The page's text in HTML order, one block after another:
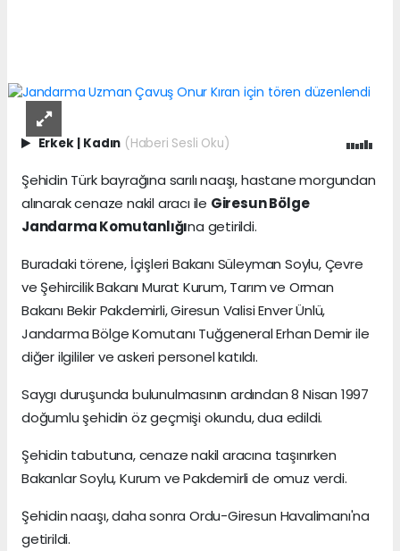
Erkek Kadın (Haberi Sesli Oku)
Şehidin Türk bayrağına sarılı naaşı, hastane morgundan
alınarak cenaze nakil aracı ile Giresun Bölge
Jandarma Komutanlığına getirildi.
Buradaki törene, İçişleri Bakanı Süleyman Soylu, Çevre
ve Şehircilik Bakanı Murat Kurum, Tarım ve Orman
Bakanı Bekir Pakdemirli, Giresun Valisi Enver Ünlü,
Jandarma Bölge Komutanı Tuğgeneral Erhan Demir ile
diğer ilgililer ve askeri personel katıldı.
Saygı duruşunda bulunulmasının ardından 8 Nisan 1997
doğumlu şehidin öz geçmişi okundu, dua edildi.
Şehidin tabutuna, cenaze nakil aracına taşınırken
Bakanlar Soylu, Kurum ve Pakdemirli de omuz verdi.
Şehidin naaşı, daha sonra Ordu-Giresun Havalimanı'na
getirildi.